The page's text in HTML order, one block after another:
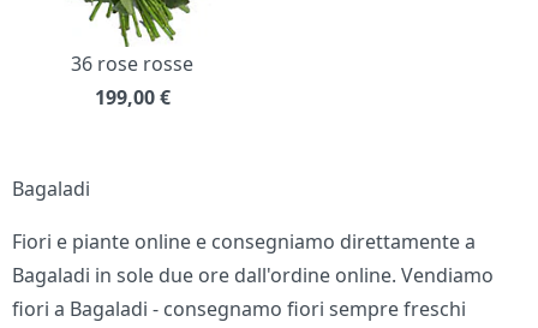
36 rose rosse
199,00 €
Bagaladi
Fiori e piante online e consegniamo direttamente a
Bagaladi in sole due ore dall'ordine online. Vendiamo
fiori a Bagaladi - consegnamo fiori sempre freschi